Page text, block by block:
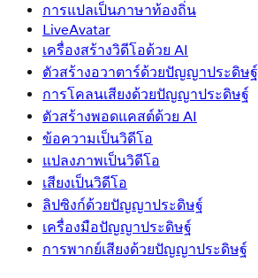
การแปลเป็นภาษาท้องถิ่น
LiveAvatar
เครื่องสร้างวิดีโอด้วย AI
ตัวสร้างอวาตาร์ด้วยปัญญาประดิษฐ์
การโคลนเสียงด้วยปัญญาประดิษฐ์
ตัวสร้างพอดแคสต์ด้วย AI
ข้อความเป็นวิดีโอ
แปลงภาพเป็นวิดีโอ
เสียงเป็นวิดีโอ
ลิปซิงก์ด้วยปัญญาประดิษฐ์
เครื่องมือปัญญาประดิษฐ์
การพากย์เสียงด้วยปัญญาประดิษฐ์